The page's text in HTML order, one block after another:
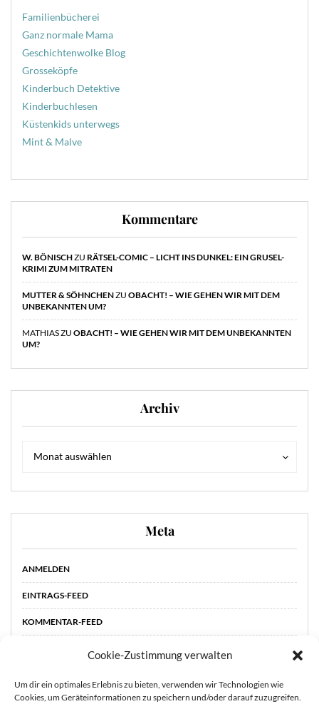
Cookie-Zustimmung verwalten
Um dir ein optimales Erlebnis zu bieten, verwenden wir Technologien wie
Cookies, um Geräteinformationen zu speichern und/oder darauf zuzugreifen.
Familienbücherei
Ganz normale Mama
Geschichtenwolke Blog
Grosseköpfe
Kinderbuch Detektive
Kinderbuchlesen
Küstenkids unterwegs
Mint & Malve
Kommentare
W. BÖNISCHZU RÄTSEL-COMIC – LICHT INS DUNKEL: EIN GRUSEL-
KRIMI ZUM MITRATEN
MUTTER & SÖHNCHENZU OBACHT! – WIE GEHEN WIR MIT DEM
UNBEKANNTEN UM?
MATHIASZU OBACHT! – WIE GEHEN WIR MIT DEM UNBEKANNTEN
UM?
Archiv
Monat auswählen
Meta
ANMELDEN
EINTRAGS-FEED
KOMMENTAR-FEED